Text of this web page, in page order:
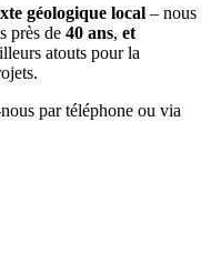
géologique local – nous
près de 40 ans, et
atouts pour la
par téléphone ou via